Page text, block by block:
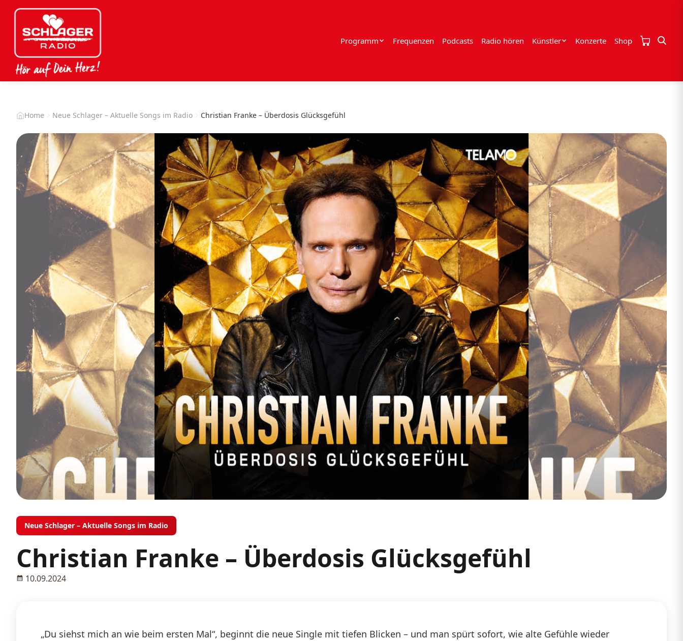
Programm Frequenzen Podcasts Radio hören Künstler Konzerte Shop
Home Neue Schlager – Aktuelle Songs im Radio Christian Franke – Überdosis Glücksgefühl
Neue Schlager – Aktuelle Songs im Radio
Christian Franke – Überdosis Glücksgefühl
10.09.2024
„Du siehst mich an wie beim ersten Mal“, beginnt die neue Single mit tiefen Blicken – und man spürt sofort, wie alte Gefühle wieder